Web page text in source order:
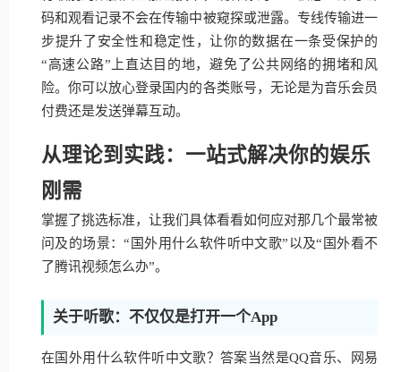
码和观看记录不会在传输中被窥探或泄露。专线传输进一
步提升了安全性和稳定性，让你的数据在一条受保护的
“高速公路”上直达目的地，避免了公共网络的拥堵和风
险。你可以放心登录国内的各类账号，无论是为音乐会员
付费还是发送弹幕互动。
从理论到实践：一站式解决你的娱乐
刚需
掌握了挑选标准，让我们具体看看如何应对那几个最常被
问及的场景：“国外用什么软件听中文歌”以及“国外看不
了腾讯视频怎么办”。
关于听歌：不仅仅是打开一个App
在国外用什么软件听中文歌？答案当然是QQ音乐、网易